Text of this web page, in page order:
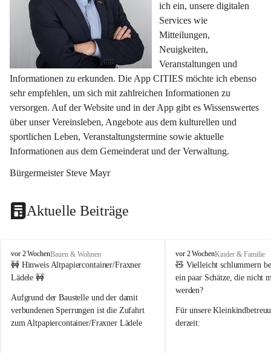
ich ein, unsere digitalen
Services wie
Mitteilungen,
Neuigkeiten,
Veranstaltungen und
Informationen zu erkunden. Die App CITIES möchte ich ebenso
sehr empfehlen, um sich mit zahlreichen Informationen zu
versorgen. Auf der Website und in der App gibt es Wissenswertes
über unser Vereinsleben, Angebote aus dem kulturellen und
sportlichen Leben, Veranstaltungstermine sowie aktuelle
Informationen aus dem Gemeinderat und der Verwaltung.
Bürgermeister Steve Mayr
Aktuelle Beiträge
F
r
a
e
r
n
vor 2 WochenBauen & Wohnen
🚧 Hinweis Altpapiercontainer/Fraxner
Lädele 🚧
Aufgrund der Baustelle und der damit
verbundenen Sperrungen ist die Zufahrt
zum Altpapiercontainer/Fraxner Lädele
F
r
a
x
r
n
vor 2 WochenKinder & Familie
🧸 Vielleicht schlummern
ein paar Schätze, die nicht
werden?
Für unsere
derzeit: